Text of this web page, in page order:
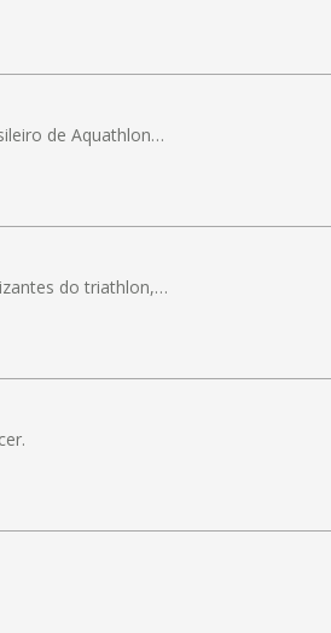
de Aquathlon…
do triathlon,…